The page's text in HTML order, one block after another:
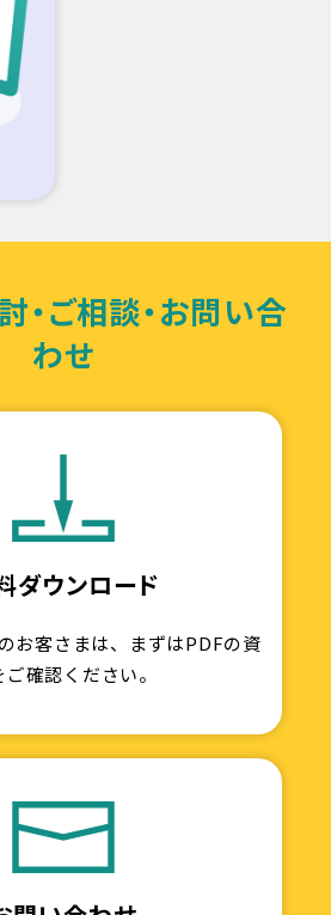
・ご相談・お問い合
わせ
ダウンロード
お客さまは、まずはPDFの資
確認ください。